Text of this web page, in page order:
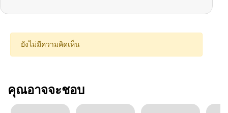
ยังไม่มีความคิดเห็น
คุณอาจจะชอบ